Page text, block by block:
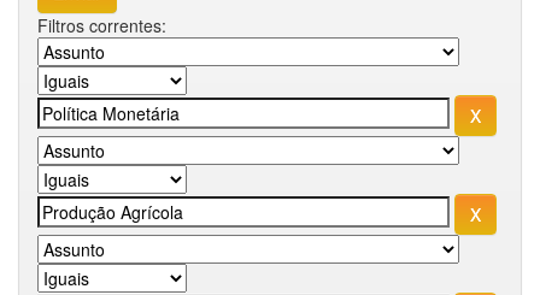
Filtros correntes: